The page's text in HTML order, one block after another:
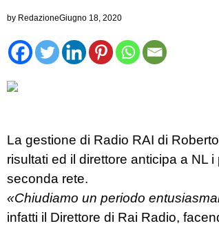
by RedazioneGiugno 18, 2020
La gestione di Radio RAI di
risultati ed il direttore anticipa a NL
seconda rete.
«Chiudiamo un periodo
infatti il Direttore di Rai Radio,